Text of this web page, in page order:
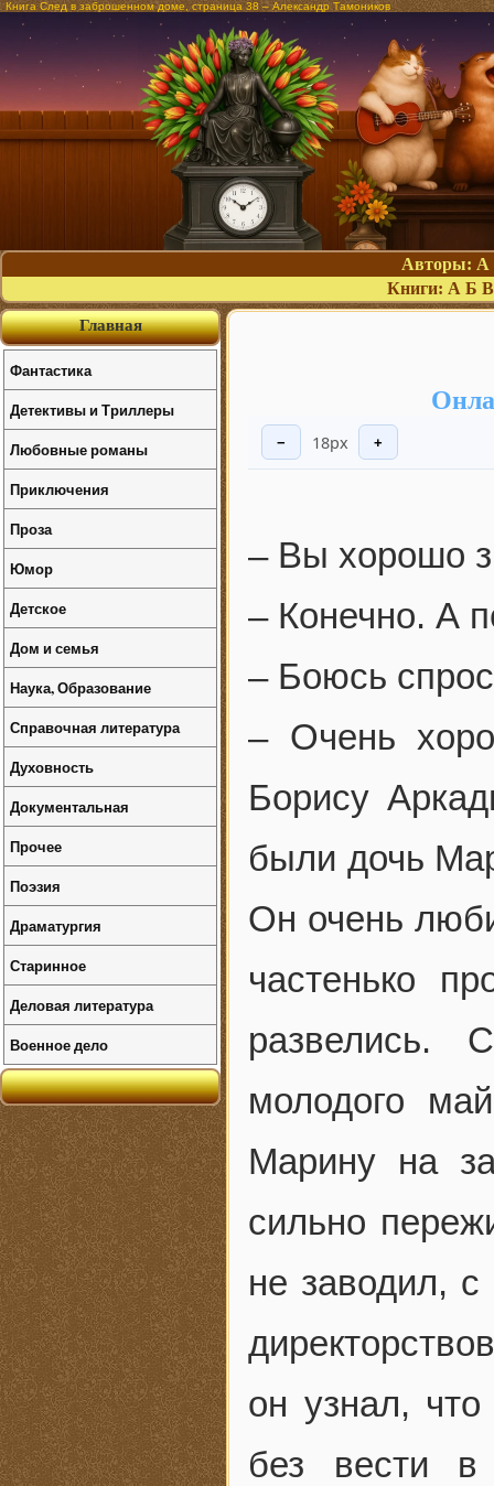
Книга След в заброшенном доме, страница 38 – Александр Тамоников
Авторы: А
Книги: А Б В
− 18px +
– Вы хорошо
– Конечно. А
– Боюсь
– Очень
Борису
были дочь
Он очень
частенько
развелись.
молодого
Марину на
сильно
не заводил,
он узнал,
без вести
Главная
Фантастика
Детективы и Триллеры
Любовные романы
Приключения
Проза
Юмор
Детское
Дом и семья
Наука, Образование
Справочная литература
Духовность
Документальная
Прочее
Поэзия
Драматургия
Старинное
Деловая литература
Военное дело